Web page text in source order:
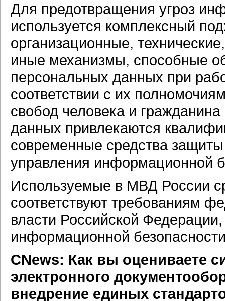
Для предотвращения угроз
используется комплексный
организационные,
иные механизмы, способные
персональных данных при
соответствии с их
свобод человека и
данных привлекаются
современные средства
управления информационной
Используемые в МВД России
соответствуют требованиям
власти Российской
информационной
CNews: Как вы оцениваете
электронного
внедрение единых